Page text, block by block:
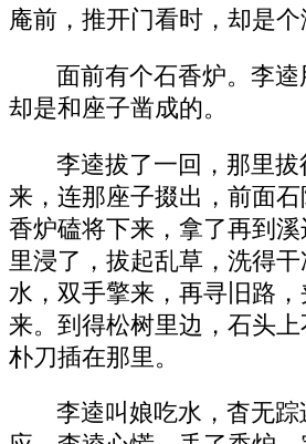
庵前，推开门看时，却是个
面前有个石香炉。李
却是和座子凿成的。
李逵拔了一回，那里
来，连那座子掇出，前面
香炉磕将下来，拿了再到
里浸了，拔起乱草，洗得
水，双手擎来，再寻旧路
来。到得松树里边，石头
朴刀插在那里。
李逵叫娘吃水，杳无